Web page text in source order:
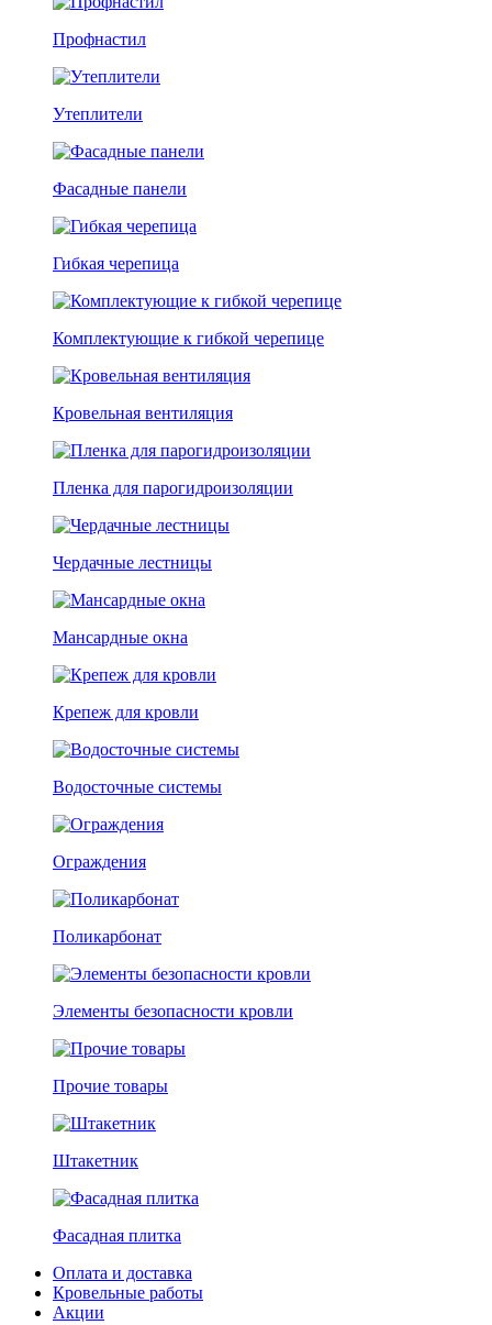
Профнастил
Утеплители
Фасадные панели
Гибкая черепица
Комплектующие к гибкой черепице
Кровельная вентиляция
Пленка для парогидроизоляции
Чердачные лестницы
Мансардные окна
Крепеж для кровли
Водосточные системы
Ограждения
Поликарбонат
Элементы безопасности кровли
Прочие товары
Штакетник
Фасадная плитка
Оплата и доставка
Кровельные работы
Акции